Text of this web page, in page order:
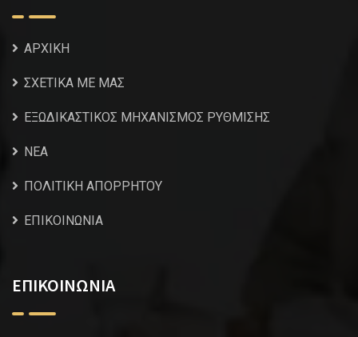
ΑΡΧΙΚΗ
ΣΧΕΤΙΚΑ ΜΕ ΜΑΣ
ΕΞΩΔΙΚΑΣΤΙΚΟΣ ΜΗΧΑΝΙΣΜΟΣ ΡΥΘΜΙΣΗΣ
NEA
ΠΟΛΙΤΙΚΗ ΑΠΟΡΡΗΤΟΥ
ΕΠΙΚΟΙΝΩΝΙΑ
ΕΠΙΚΟΙΝΩΝΙΑ